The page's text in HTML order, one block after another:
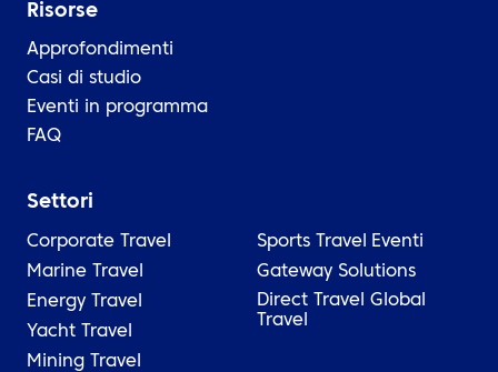
Risorse
Approfondimenti
Casi di studio
Eventi in programma
FAQ
Settori
Corporate Travel
Marine Travel
Energy Travel
Yacht Travel
Mining Travel
Sports Travel
Eventi
Gateway Solutions
Direct Travel Global
Travel